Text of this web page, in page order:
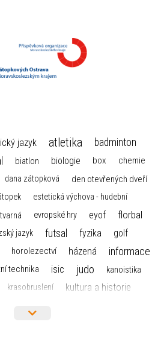
jazyk atletika badminton
biatlon biologie box chemie
dana zátopková den otevřených dveří
estetická výchova - hudební
evropské hry eyof florbal
jazyk futsal fyzika golf
horolezectví házená informace
technika isic judo
kanoistika
krasobruslení
kultura a historie